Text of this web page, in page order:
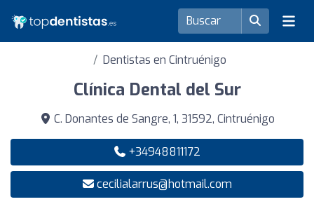
Dentistas en Cintruénigo
Clínica Dental del Sur
C. Donantes de Sangre, 1, 31592, Cintruénigo
+34948811172
cecilialarrus@hotmail.com